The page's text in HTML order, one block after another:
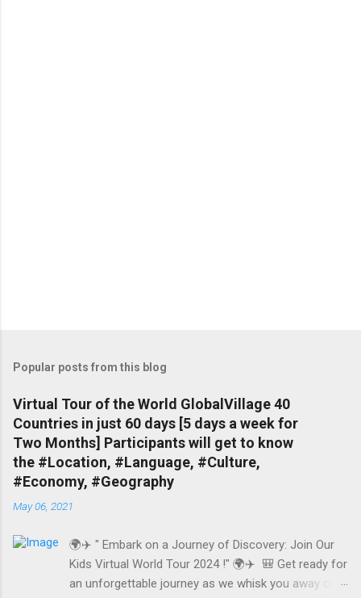
Popular posts from this blog
Virtual Tour of the World GlobalVillage 40
Countries in just 60 days [5 days a week for
Two Months] Participants will get to know
the #Location, #Language, #Culture,
#Economy, #Geography
May 06, 2021
🌍✈️ " Embark on a Journey of Discovery: Join Our
Kids Virtual World Tour 2024 !" 🌍✈️ 🎒 Get ready for
an unforgettable journey as we whisk you away on a